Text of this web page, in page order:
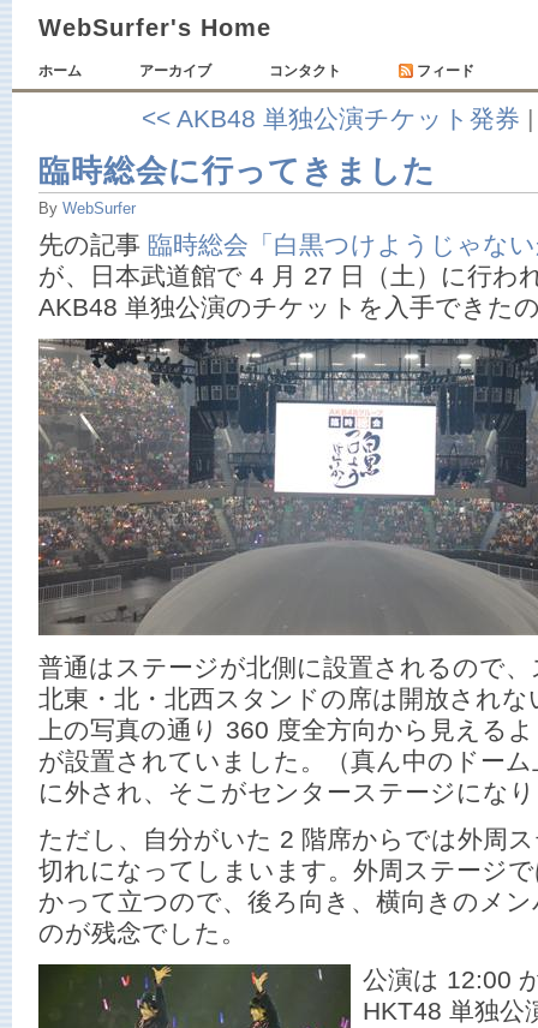
WebSurfer's Home
ホーム アーカイブ コンタクト フィード
<< AKB48 単独公演チケット発券
臨時総会に行ってきました
By WebSurfer
先の記事 臨時総会「白黒つけようじゃな
が、日本武道館で 4 月 27 日（土）に行わ
AKB48 単独公演のチケットを入手できた
普通はステージが北側に設置されるので
北東・北・北西スタンドの席は開放され
上の写真の通り 360 度全方向から見える
が設置されていました。（真ん中のドー
に外され、そこがセンターステージにな
ただし、自分がいた 2 階席からでは外周
切れになってしまいます。外周ステージ
かって立つので、後ろ向き、横向きのメ
のが残念でした。
公演は 12:00
HKT48 単独公